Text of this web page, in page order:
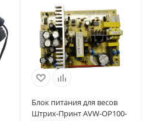
Блок питания для весов
Штрих-Принт AVW-OP100-